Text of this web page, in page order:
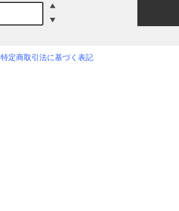
特定商取引法に基づく表記